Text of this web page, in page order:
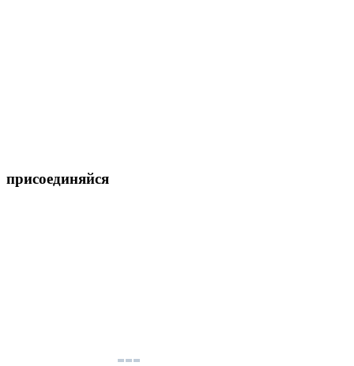
присоединяйся